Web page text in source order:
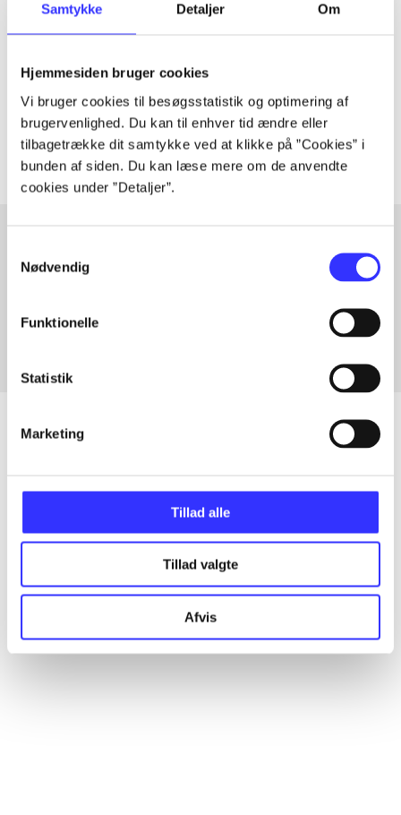
Samtykke Detaljer Om
Hjemmesiden bruger cookies
Vi bruger cookies til besøgsstatistik og optimering af
brugervenlighed. Du kan til enhver tid ændre eller
tilbagetrække dit samtykke ved at klikke på ”Cookies” i
bunden af siden. Du kan læse mere om de anvendte
cookies under ”Detaljer”.
Nødvendig
Funktionelle
Statistik
Marketing
Tillad alle
Tillad valgte
Afvis
Artiklen er en del af
lorem ipsum dolor sit amet ...
Artiklerne i handler ofte om
Artikler med samme emner
Alle registrerede artikler fordelt på udgivelser